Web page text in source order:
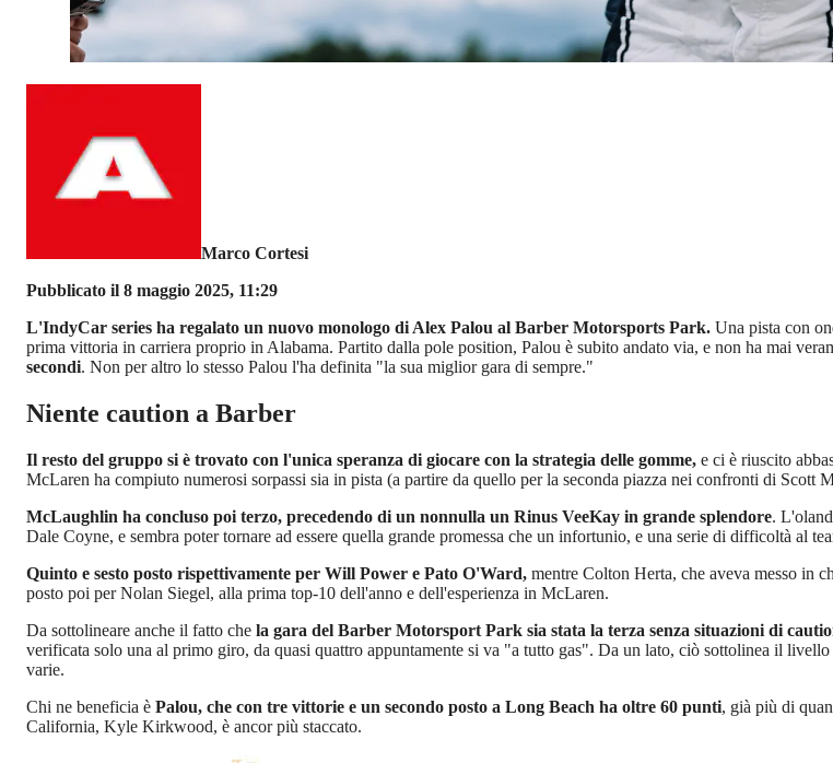
Marco Cortesi
Pubblicato il 8 maggio 2025, 11:29
L'IndyCar series ha regalato un nuovo monologo di Alex Palou al Barber Motorsports Park. Una pista con
prima vittoria in carriera proprio in Alabama. Partito dalla pole position, Palou è subito andato via, e non ha mai
secondi. Non per altro lo stesso Palou l'ha definita "la sua miglior gara di sempre."
Niente caution a Barber
Il resto del gruppo si è trovato con l'unica speranza di giocare con la strategia delle gomme, e ci è riuscito
McLaren ha compiuto numerosi sorpassi sia in pista (a partire da quello per la seconda piazza nei confronti di Scott
McLaughlin ha concluso poi terzo, precedendo di un nonnulla un Rinus VeeKay in grande splendore.
Dale Coyne, e sembra poter tornare ad essere quella grande promessa che un infortunio, e una serie di difficoltà al
Quinto e sesto posto rispettivamente per Will Power e Pato O'Ward, mentre Colton Herta, che aveva messo in
posto poi per Nolan Siegel, alla prima top-10 dell'anno e dell'esperienza in McLaren.
Da sottolineare anche il fatto che la gara del Barber Motorsport Park sia stata la terza senza situazioni di
verificata solo una al primo giro, da quasi quattro appuntamente si va "a tutto gas". Da un lato, ciò sottolinea il
varie.
Chi ne beneficia è Palou, che con tre vittorie e un secondo posto a Long Beach ha oltre 60 punti, già più di
California, Kyle Kirkwood, è ancor più staccato.